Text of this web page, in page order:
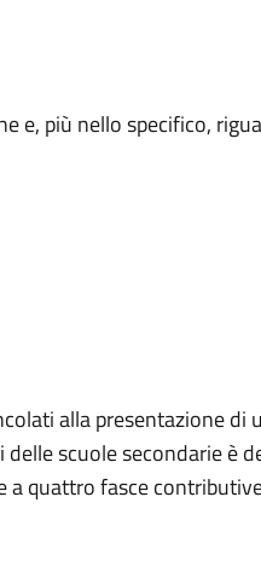
e, più nello specifico,
alla presentazione di
scuole secondarie è
a quattro fasce